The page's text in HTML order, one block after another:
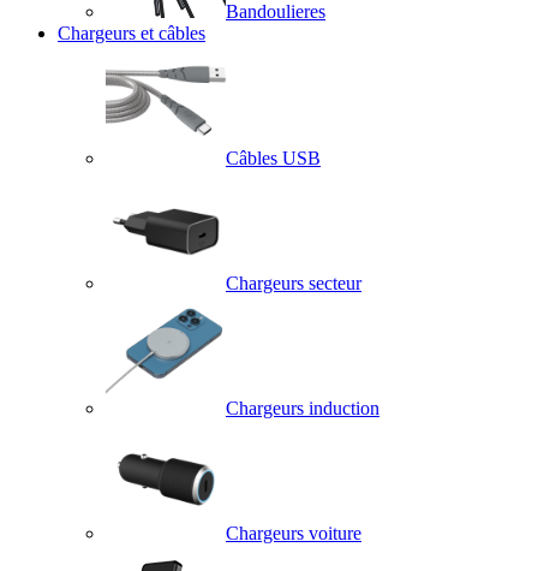
Bandoulieres
Chargeurs et câbles
Câbles USB
Chargeurs secteur
Chargeurs induction
Chargeurs voiture